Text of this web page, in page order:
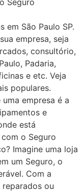
Seguro
em São Paulo SP.
empresa, seja
consultório,
Padaria,
e etc. Veja
populares.
empresa é a
e
está
o Seguro
Imagine uma loja
um Seguro, o
Com a
ou